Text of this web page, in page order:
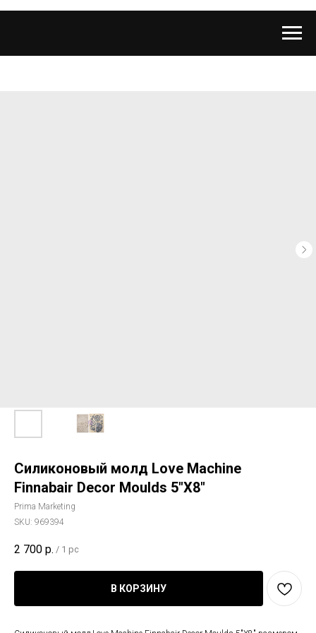
Силиконовый молд Love Machine
Finnabair Decor Moulds 5"X8"
Prima Marketing
SKU: 969394
2 700 р. / 1 pc
В КОРЗИНУ